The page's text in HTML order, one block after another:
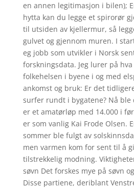
en annen legitimasjon i bilen);
hytta kan du legge et spirorør
til utsiden av kjellermur, så
gulvet og gjennom muren. I
eg jobb som utvikler i Norsk
forskningsdata. Jeg lurer på
folkehelsen i byene i og med
ankomst og bruk: Er det
surfer rundt i bygatene? Nå ble
er et amatørløp med 14.000 i
er som vanlig Kai Frode Olsen.
sommer ble fulgt av
men varmen kom for sent til å
tilstrekkelig modning.
søvn Det forskes mye på søvn
Disse partiene, deriblant